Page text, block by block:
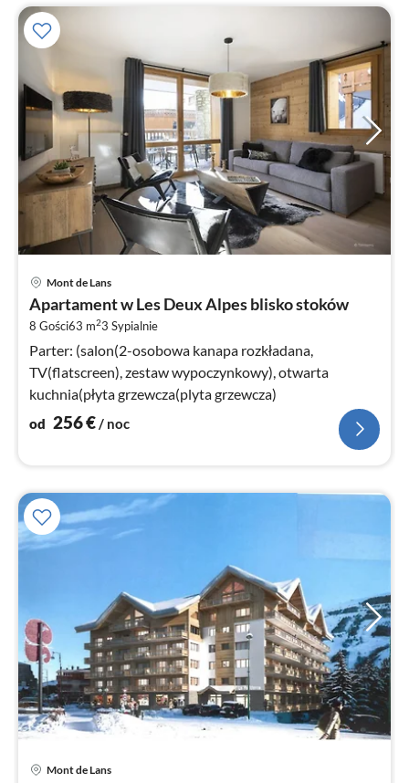
Mont de Lans
Apartament w Les Deux Alpes blisko stoków
8 Gości63 m23 Sypialnie
Parter: (salon(2-osobowa kanapa rozkładana,
TV(flatscreen), zestaw wypoczynkowy), otwarta
kuchnia(płyta grzewcza(plyta grzewcza)
od 256€/ noc
Mont de Lans